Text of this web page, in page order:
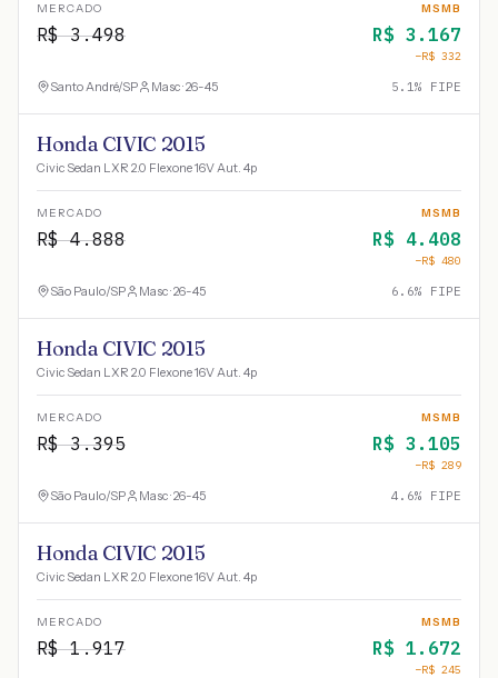
MERCADO
R$3.498
MSMB
R$ 3.167
−R$ 332
Santo André/SP Masc · 26-45 5.1% FIPE
Honda CIVIC 2015
Civic Sedan LXR 2.0 Flexone 16V Aut. 4p
MERCADO
R$4.888
MSMB
R$ 4.408
−R$ 480
São Paulo/SP Masc · 26-45 6.6% FIPE
Honda CIVIC 2015
Civic Sedan LXR 2.0 Flexone 16V Aut. 4p
MERCADO
R$3.395
MSMB
R$ 3.105
−R$ 289
São Paulo/SP Masc · 26-45 4.6% FIPE
Honda CIVIC 2015
Civic Sedan LXR 2.0 Flexone 16V Aut. 4p
MERCADO
R$1.917
MSMB
R$ 1.672
−R$ 245